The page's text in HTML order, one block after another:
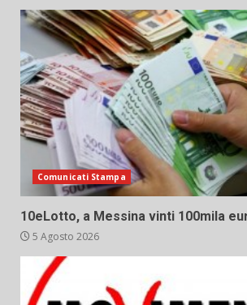
Comunicati Stampa
10eLotto, a Messina vinti 100mila
5 Agosto 2026